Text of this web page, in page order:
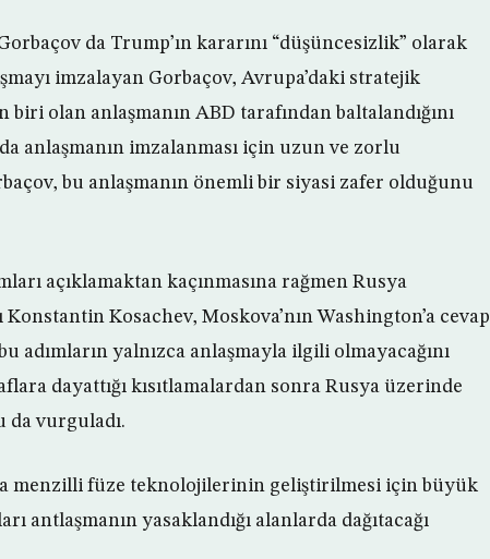
da Trump’ın kararını “düşüncesizlik” olarak
imzalayan Gorbaçov, Avrupa’daki stratejik
olan anlaşmanın ABD tarafından baltalandığını
anlaşmanın imzalanması için uzun ve zorlu
bu anlaşmanın önemli bir siyasi zafer olduğunu
açıklamaktan kaçınmasına rağmen Rusya
Kosachev, Moskova’nın Washington’a cevap
adımların yalnızca anlaşmayla ilgili olmayacağını
dayattığı kısıtlamalardan sonra Rusya üzerinde
da vurguladı.
menzilli füze teknolojilerinin geliştirilmesi için büyük
antlaşmanın yasaklandığı alanlarda dağıtacağı